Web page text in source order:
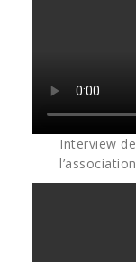
Interview
l’association